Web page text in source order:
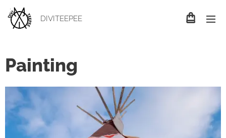
DIVITEEPEE
Painting